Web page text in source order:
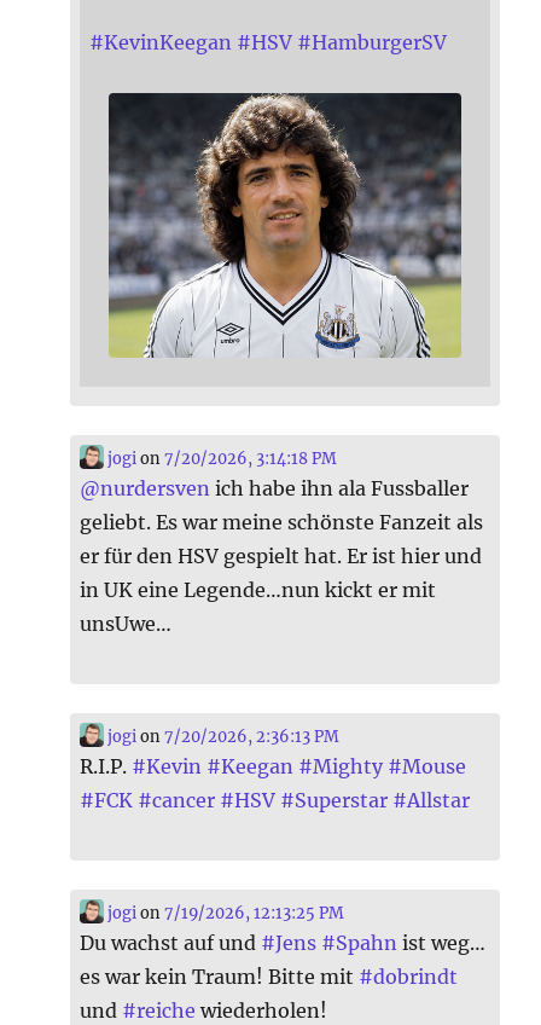
#KevinKeegan #HSV #HamburgerSV
jogi on7/20/2026, 3:14:18 PM
@nurdersven ich habe ihn ala Fussballer
geliebt. Es war meine schönste Fanzeit als
er für den HSV gespielt hat. Er ist hier und
in UK eine Legende…nun kickt er mit
unsUwe…
jogi on7/20/2026, 2:36:13 PM
R.I.P. #Kevin #Keegan #Mighty #Mouse
#FCK #cancer #HSV #Superstar #Allstar
jogi on7/19/2026, 12:13:25 PM
Du wachst auf und #Jens #Spahn ist weg…
es war kein Traum! Bitte mit #dobrindt
und #reiche wiederholen!